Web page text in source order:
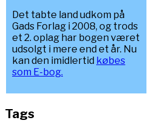
Det tabte land udkom på
Gads Forlag i 2008, og trods
et 2. oplag har bogen været
udsolgt i mere end et år. Nu
kan den imidlertid købes
som E-bog.
Tags